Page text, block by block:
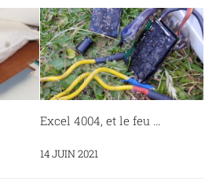
Excel 4004, et le feu …
14 JUIN 2021